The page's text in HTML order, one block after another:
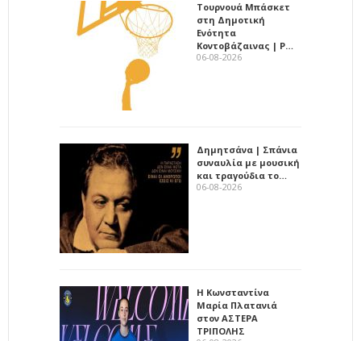
Τουρνουά Μπάσκετ
στη Δημοτική
Ενότητα
Κοντοβάζαινας | Ρ…
06-08-2026
Δημητσάνα | Σπάνια
συναυλία με μουσική
και τραγούδια το…
06-08-2026
Η Κωνσταντίνα
Μαρία Πλατανιά
στον ΑΣΤΕΡΑ
ΤΡΙΠΟΛΗΣ